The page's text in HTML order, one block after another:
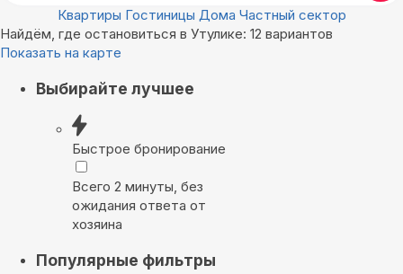
Квартиры Гостиницы Дома Частный сектор
Найдём, где остановиться в Утулике: 12 вариантов
Показать на карте
Выбирайте лучшее
Быстрое бронирование
Всего 2 минуты, без
ожидания ответа от
хозяина
Популярные фильтры